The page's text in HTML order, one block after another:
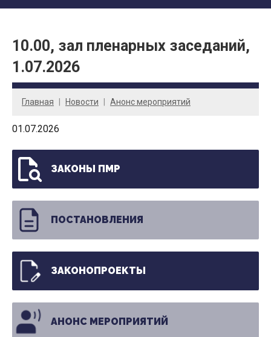
10.00, зал пленарных заседаний,
1.07.2026
Главная Новости Анонс мероприятий
01.07.2026
ЗАКОНЫ ПМР
ПОСТАНОВЛЕНИЯ
ЗАКОНОПРОЕКТЫ
АНОНС МЕРОПРИЯТИЙ